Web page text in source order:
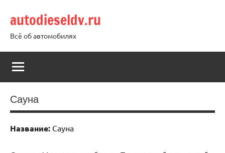
содержимому
autodieseldv.ru
Всё об автомобилях
Сауна
Название: Сауна